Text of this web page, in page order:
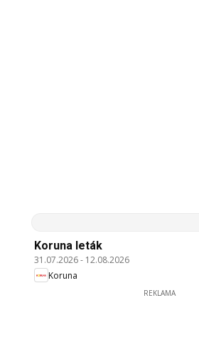
Koruna leták
31.07.2026- 12.08.2026
Koruna
REKLAMA